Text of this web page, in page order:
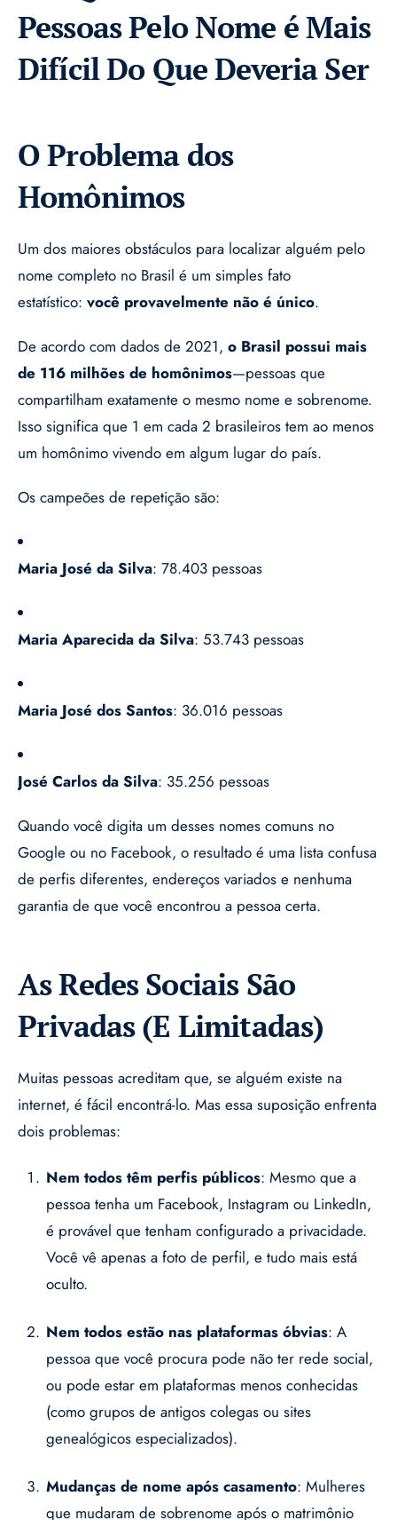
Pessoas Pelo Nome é Mais
Difícil Do Que Deveria Ser
O Problema dos
Homônimos
Um dos maiores obstáculos para localizar alguém pelo
nome completo no Brasil é um simples fato
estatístico: você provavelmente não é único.
De acordo com dados de 2021, o Brasil possui mais
de 116 milhões de homônimos—pessoas que
compartilham exatamente o mesmo nome e sobrenome.
Isso significa que 1 em cada 2 brasileiros tem ao menos
um homônimo vivendo em algum lugar do país.
Os campeões de repetição são:
Maria José da Silva: 78.403 pessoas
Maria Aparecida da Silva: 53.743 pessoas
Maria José dos Santos: 36.016 pessoas
José Carlos da Silva: 35.256 pessoas
Quando você digita um desses nomes comuns no
Google ou no Facebook, o resultado é uma lista confusa
de perfis diferentes, endereços variados e nenhuma
garantia de que você encontrou a pessoa certa.
As Redes Sociais São
Privadas (E Limitadas)
Muitas pessoas acreditam que, se alguém existe na
internet, é fácil encontrá-lo. Mas essa suposição enfrenta
dois problemas:
Nem todos têm perfis públicos: Mesmo que a
pessoa tenha um Facebook, Instagram ou LinkedIn,
é provável que tenham configurado a privacidade.
Você vê apenas a foto de perfil, e tudo mais está
oculto.
Nem todos estão nas plataformas óbvias: A
pessoa que você procura pode não ter rede social,
ou pode estar em plataformas menos conhecidas
(como grupos de antigos colegas ou sites
genealógicos especializados).
Mudanças de nome após casamento: Mulheres
que mudaram de sobrenome após o matrimônio